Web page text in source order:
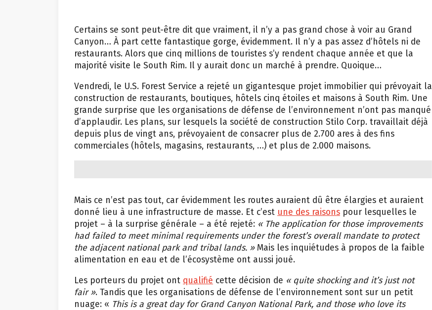
Certains se sont peut-être dit que vraiment, il n’y a pas grand chose à voir au Grand
Canyon… À part cette fantastique gorge, évidemment. Il n’y a pas assez d’hôtels ni de
restaurants. Alors que cinq millions de touristes s’y rendent chaque année et que la
majorité visite le South Rim. Il y aurait donc un marché à prendre. Quoique…
Vendredi, le U.S. Forest Service a rejeté un gigantesque projet immobilier qui prévoyait la
construction de restaurants, boutiques, hôtels cinq étoiles et maisons à South Rim. Une
grande surprise que les organisations de défense de l’environnement n’ont pas manqué
d’applaudir. Les plans, sur lesquels la société de construction Stilo Corp. travaillait déjà
depuis plus de vingt ans, prévoyaient de consacrer plus de 2.700 ares à des fins
commerciales (hôtels, magasins, restaurants, …) et plus de 2.000 maisons.
Mais ce n’est pas tout, car évidemment les routes auraient dû être élargies et auraient
donné lieu à une infrastructure de masse. Et c’est une des raisons pour lesquelles le
projet – à la surprise générale – a été rejeté: « The application for those improvements
had failed to meet minimal requirements under the forest’s overall mandate to protect
the adjacent national park and tribal lands. »Mais les inquiétudes à propos de la faible
alimentation en eau et de l’écosystème ont aussi joué.
Les porteurs du projet ont qualifié cette décision de « quite shocking and it’s just not
fair ». Tandis que les organisations de défense de l’environnement sont sur un petit
nuage: « This is a great day for Grand Canyon National Park, and those who love its